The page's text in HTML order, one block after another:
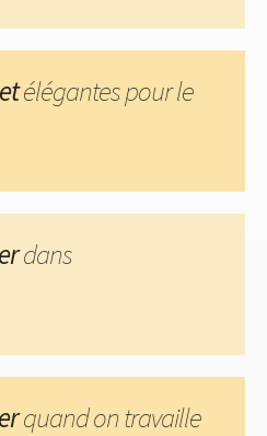
élégantes pour le
dans
quand on travaille